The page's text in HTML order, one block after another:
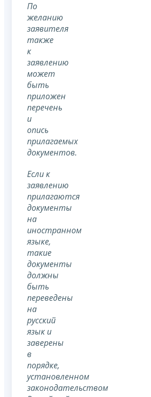
По
желанию
заявителя
также
к
заявлению
может
быть
приложен
перечень
и
опись
прилагаемых
документов.
Если к
заявлению
прилагаются
документы
на
иностранном
языке,
такие
документы
должны
быть
переведены
на
русский
язык и
заверены
в
порядке,
установленном
законодательством